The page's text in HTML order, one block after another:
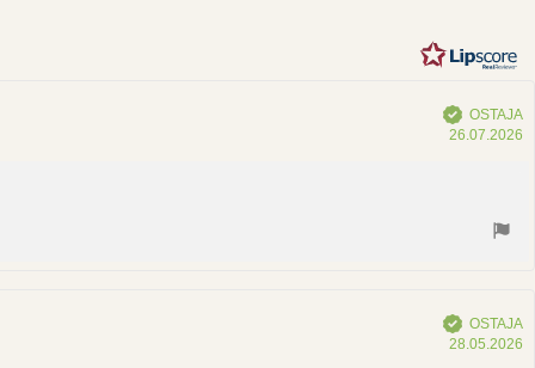
Vahvistettu
OSTAJA
26.07.2026
Vahvistettu
OSTAJA
28.05.2026